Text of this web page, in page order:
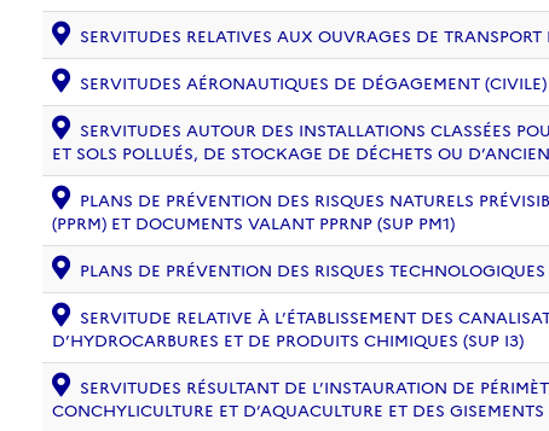
SERVITUDES RELATIVES AUX OUVRAGES DE
SERVITUDES AÉRONAUTIQUES DE DÉGAGEMENT (CIVILE)
SERVITUDES AUTOUR DES INSTALLATIONS CLASSÉES
ET SOLS POLLUÉS, DE STOCKAGE DE DÉCHETS OU
PLANS DE PRÉVENTION DES RISQUES NATURELS
(PPRM) ET DOCUMENTS VALANT PPRNP (SUP PM1)
PLANS DE PRÉVENTION DES RISQUES TECHNOLOGIQUES
SERVITUDE RELATIVE À L’ÉTABLISSEMENT DES
D’HYDROCARBURES ET DE PRODUITS CHIMIQUES (SUP I3)
SERVITUDES RÉSULTANT DE L’INSTAURATION DE
CONCHYLICULTURE ET D’AQUACULTURE ET DES